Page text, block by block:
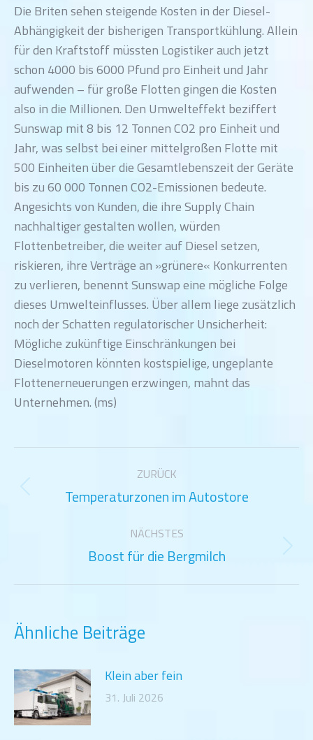
Die Briten sehen steigende Kosten in der Diesel-
Abhängigkeit der bisherigen Transportkühlung. Allein
für den Kraftstoff müssten Logistiker auch jetzt
schon 4000 bis 6000 Pfund pro Einheit und Jahr
aufwenden – für große Flotten gingen die Kosten
also in die Millionen. Den Umwelteffekt beziffert
Sunswap mit 8 bis 12 Tonnen CO2 pro Einheit und
Jahr, was selbst bei einer mittelgroßen Flotte mit
500 Einheiten über die Gesamtlebenszeit der Geräte
bis zu 60 000 Tonnen CO2-Emissionen bedeute.
Angesichts von Kunden, die ihre Supply Chain
nachhaltiger gestalten wollen, würden
Flottenbetreiber, die weiter auf Diesel setzen,
riskieren, ihre Verträge an »grünere« Konkurrenten
zu verlieren, benennt Sunswap eine mögliche Folge
dieses Umwelteinflusses. Über allem liege zusätzlich
noch der Schatten regulatorischer Unsicherheit:
Mögliche zukünftige Einschränkungen bei
Dieselmotoren könnten kostspielige, ungeplante
Flottenerneuerungen erzwingen, mahnt das
Unternehmen. (ms)
Kommentarnavigation
ZURÜCK
Vorheriger
Temperaturzonen im Autostore
NÄCHSTES
Nächster
Boost für die Bergmilch
Ähnliche Beiträge
Klein aber fein
31. Juli 2026